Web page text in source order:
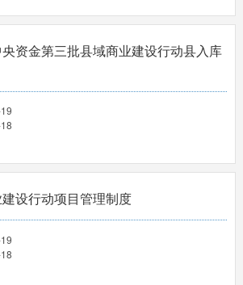
资金第三批县域商业建设行动县入库
设行动项目管理制度